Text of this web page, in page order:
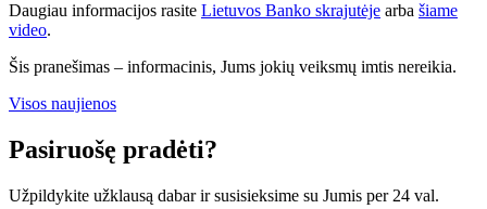
Daugiau informacijos rasite Lietuvos Banko skrajutėje arba šiame
video.
Šis pranešimas – informacinis, Jums jokių veiksmų imtis nereikia.
Visos naujienos
Pasiruošę pradėti?
Užpildykite užklausą dabar ir susisieksime su Jumis per 24 val.